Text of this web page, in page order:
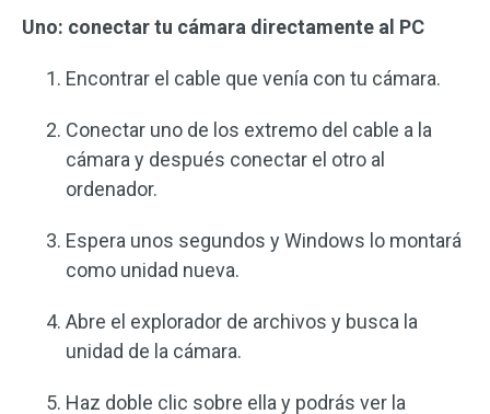
Uno: conectar tu cámara directamente al PC
Encontrar el cable que venía con tu cámara.
Conectar uno de los extremo del cable a la
cámara y después conectar el otro al
ordenador.
Espera unos segundos y Windows lo montará
como unidad nueva.
Abre el explorador de archivos y busca la
unidad de la cámara.
Haz doble clic sobre ella y podrás ver la